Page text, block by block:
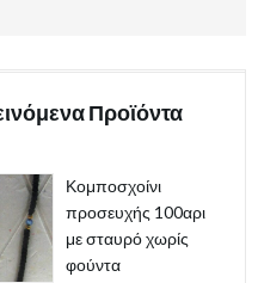
Προϊόντα
Κομποσχοίνι
προσευχής 100αρι
με σταυρό χωρίς
φούντα